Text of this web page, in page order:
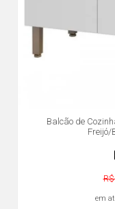
Balcão de
Freijó/
em